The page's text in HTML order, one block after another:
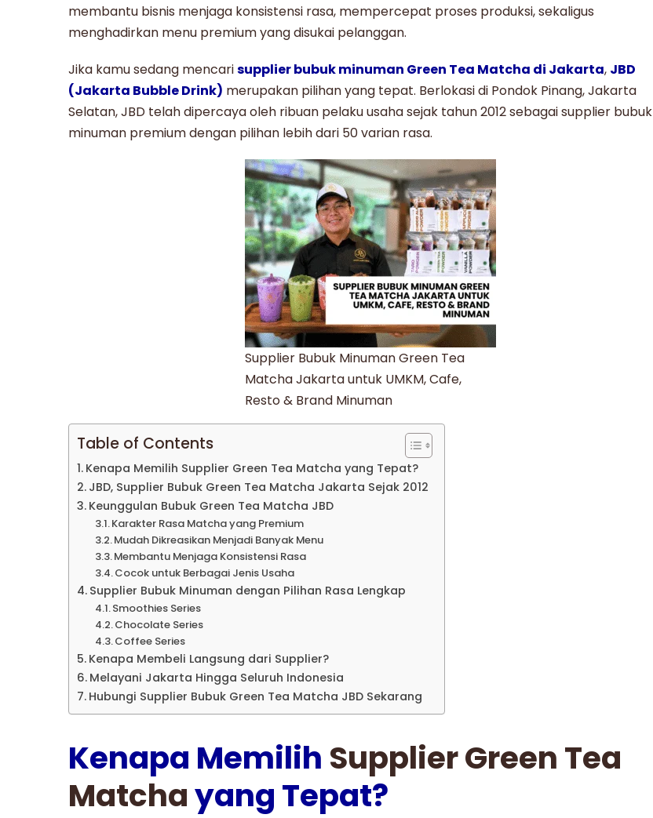
membantu bisnis menjaga konsistensi rasa, mempercepat proses produksi, sekaligus
menghadirkan menu premium yang disukai pelanggan.
Jika kamu sedang mencarisupplier bubuk minuman Green Tea Matcha di Jakarta, JBD
(Jakarta Bubble Drink) merupakan pilihan yang tepat. Berlokasi di Pondok Pinang, Jakarta
Selatan, JBD telah dipercaya oleh ribuan pelaku usaha sejak tahun 2012 sebagai supplier bubuk
minuman premium dengan pilihan lebih dari 50 varian rasa.
Supplier Bubuk Minuman Green Tea
Matcha Jakarta untuk UMKM, Cafe,
Resto & Brand Minuman
Table of Contents
Kenapa Memilih Supplier Green Tea Matcha yang Tepat?
JBD, Supplier Bubuk Green Tea Matcha Jakarta Sejak 2012
Keunggulan Bubuk Green Tea Matcha JBD
Karakter Rasa Matcha yang Premium
Mudah Dikreasikan Menjadi Banyak Menu
Membantu Menjaga Konsistensi Rasa
Cocok untuk Berbagai Jenis Usaha
Supplier Bubuk Minuman dengan Pilihan Rasa Lengkap
Smoothies Series
Chocolate Series
Coffee Series
Kenapa Membeli Langsung dari Supplier?
Melayani Jakarta Hingga Seluruh Indonesia
Hubungi Supplier Bubuk Green Tea Matcha JBD Sekarang
Kenapa Memilih Supplier Green Tea
Matchayang Tepat?